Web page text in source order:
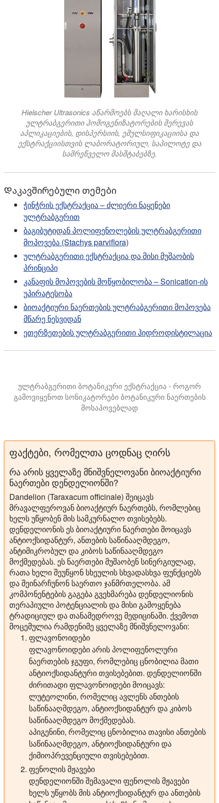
Hielscher Ultrasonics აწარმოებს მაღალი ხარისხის
ულტრაბგერითი ჰომოგენიზატორების შერევას
აპლიკაციების, დისპერსიის, ემულსიფიკაციისა და
ექსტრაქციისთვის ლაბორატორიულ, საპილოტე და
სამრეწველო მასშტაბებზე.
Დაკავშირებული თემები
ჭინჭრის ექსტრაქცია – ძლიერი ნაყენები
ულტრაბგერით
ბაგიბუტიდან პოლიფენოლების ულტრაბგერითი
მოპოვება (Stachys parviflora)
ულტრაბგერითი ექსტრაქცია და მისი მუშაობის
პრინციპი
კანაფის მოპოვების მოწყობილობა – Sonication-ის
უპირატესობა
ბიოაქტიური ნაერთების ულტრაბგერითი მოპოვება
მწარე ნესვიდან
ეთერზეთების ულტრაბგერითი ჰიდროდისტილაცია
ულტრაბგერითი ბოტანიკური ექსტრაქცია - როგორ
გამოვიყენოთ სონიკატორები ბოტანიკური ნაერთების
მოსაპოვებლად
ფაქტები, რომელთა ცოდნაც ღირს
რა არის ყველაზე მნიშვნელოვანი ბიოაქტიური
ნაერთები დენდელიონში?
Dandelion (Taraxacum officinale) შეიცავს
მრავალფეროვან ბიოაქტიურ ნაერთებს, რომლებიც
ხელს უწყობენ მის სამკურნალო თვისებებს.
დენდელიონის ეს ბიოაქტიური ნაერთები მოიცავს
ანტიოქსიდანტურ, ანთების საწინააღმდეგო,
ანტიმიკრობულ და კიბოს საწინააღმდეგო
მოქმედებას. ეს ნაერთები მუშაობენ სინერგიულად,
რათა ხელი შეუწყონ სხეულის სხვადასხვა ფუნქციებს
და შეინარჩუნონ საერთო ჯანმრთელობა. ამ
კომპონენტების გაგება გვეხმარება დენდელიონის
თერაპიული პოტენციალის და მისი გამოყენება
ტრადიციულ და თანამედროვე მედიცინაში. ქვემოთ
მოცემულია რამდენიმე ყველაზე მნიშვნელოვანი:
ფლავონოიდები
ფლავონოიდები არის პოლიფენოლური
ნაერთების ჯგუფი, რომლებიც ცნობილია მათი
ანტიოქსიდანტური თვისებებით. დენდელიონში
ძირითადი ფლავონოიდები მოიცავს:
ლუტეოლინი, რომელიც ავლენს ანთების
საწინააღმდეგო, ანტიოქსიდანტურ და კიბოს
საწინააღმდეგო მოქმედებას.
აპიგენინი, რომელიც ცნობილია თავისი ანთების
საწინააღმდეგო, ანტიოქსიდანტური და
ქიმიოპრევენციული თვისებებით.
ფენოლის მჟავები
დენდელიონში შემავალი ფენოლის მჟავები
ხელს უწყობს მის ანტიოქსიდანტურ და ანთების